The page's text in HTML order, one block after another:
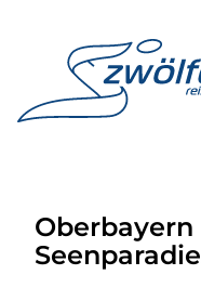
Highlights
Service